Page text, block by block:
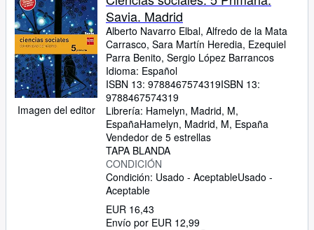
Imagen del editor
Savia. Madrid
Alberto Navarro Elbal, Alfredo de la Mata
Carrasco, Sara Martín Heredia, Ezequiel
Parra Benito, Sergio López Barrancos
Idioma: Español
ISBN 13: 9788467574319ISBN 13:
9788467574319
Librería: Hamelyn, Madrid, M,
EspañaHamelyn, Madrid, M, España
Vendedor de 5 estrellas
TAPA BLANDA
CONDICIÓN
Condición: Usado - AceptableUsado -
Aceptable
EUR 16,43
Envío por EUR 12,99